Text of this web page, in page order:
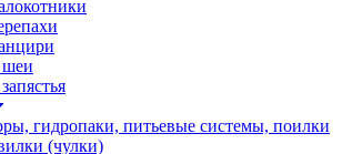
шеи
гидропаки, питьевые системы, поилки
(чулки)